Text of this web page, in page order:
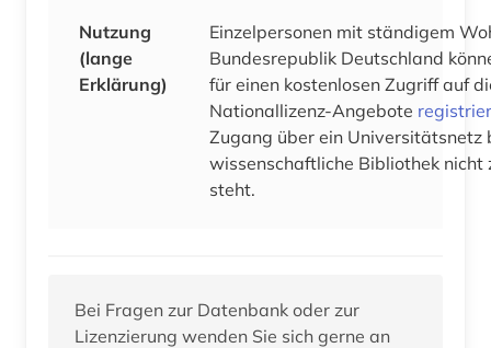
Nutzung
(lange
Erklärung)
Einzelpersonen mit ständigem
Bundesrepublik Deutschland
für einen kostenlosen Zugriff auf
Nationallizenz-Angebote
Zugang über ein Universitätsnetz
wissenschaftliche Bibliothek nicht
steht.
Bei Fragen zur Datenbank oder zur
Lizenzierung wenden Sie sich gerne an